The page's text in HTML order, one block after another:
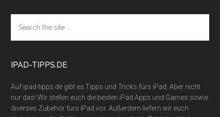
Footer
the
site
IPAD-TIPPS.DE
Auf ipad-tipps.de gibt es Tipps und Tricks fürs iPad. Aber nicht
nur das! Wir stellen euch die besten iPad Apps und Games sowie
diverses Zubehör fürs iPad vor. Außerdem liefern wir euch